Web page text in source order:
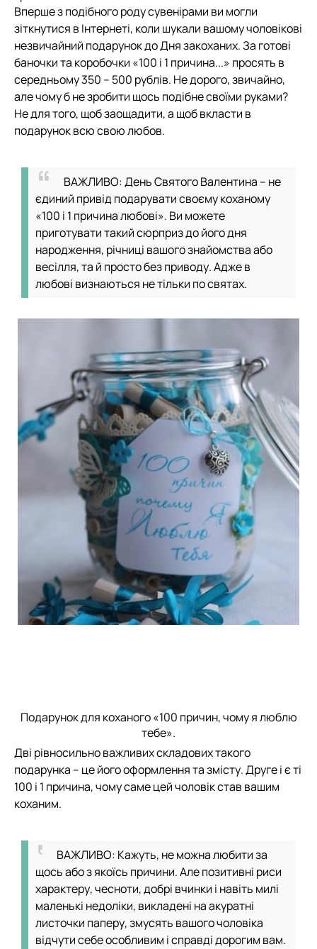
Вперше з подібного роду сувенірами ви могли
зіткнутися в Інтернеті, коли шукали вашому чоловікові
незвичайний подарунок до Дня закоханих. За готові
баночки та коробочки «100 і 1 причина...» просять в
середньому 350 – 500 рублів. Не дорого, звичайно,
але чому б не зробити щось подібне своїми руками?
Не для того, щоб заощадити, а щоб вкласти в
подарунок всю свою любов.
ВАЖЛИВО: День Святого Валентина – не
єдиний привід подарувати своєму коханому
«100 і 1 причина любові». Ви можете
приготувати такий сюрприз до його дня
народження, річниці вашого знайомства або
весілля, та й просто без приводу. Адже в
любові визнаються не тільки по святах.
Подарунок для коханого «100 причин, чому я люблю
тебе».
Дві рівносильно важливих складових такого
подарунка – це його оформлення та змісту. Друге і є ті
100 і 1 причина, чому саме цей чоловік став вашим
коханим.
ВАЖЛИВО: Кажуть, не можна любити за
щось або з якоїсь причини. Але позитивні риси
характеру, чесноти, добрі вчинки і навіть милі
маленькі недоліки, викладені на акуратні
листочки паперу, змусять вашого чоловіка
відчути себе особливим і справді дорогим вам.